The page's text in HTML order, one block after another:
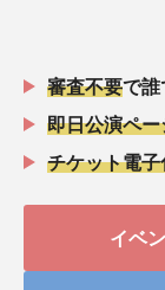
審査不要で誰
即日公演ペー
チケット電
イベ